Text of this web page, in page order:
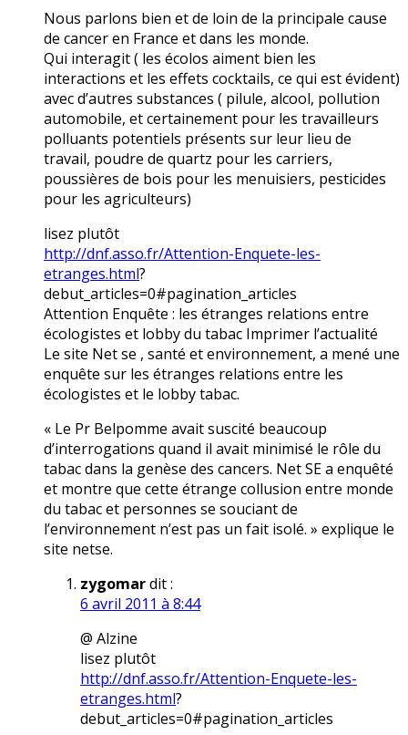
Nous parlons bien et de loin de la principale cause
de cancer en France et dans les monde.
Qui interagit ( les écolos aiment bien les
interactions et les effets cocktails, ce qui est évident)
avec d’autres substances ( pilule, alcool, pollution
automobile, et certainement pour les travailleurs
polluants potentiels présents sur leur lieu de
travail, poudre de quartz pour les carriers,
poussières de bois pour les menuisiers, pesticides
pour les agriculteurs)
lisez plutôt
http://dnf.asso.fr/Attention-Enquete-les-
etranges.html?
debut_articles=0#pagination_articles
Attention Enquête : les étranges relations entre
écologistes et lobby du tabac Imprimer l’actualité
Le site Net se , santé et environnement, a mené une
enquête sur les étranges relations entre les
écologistes et le lobby tabac.
« Le Pr Belpomme avait suscité beaucoup
d’interrogations quand il avait minimisé le rôle du
tabac dans la genèse des cancers. Net SE a enquêté
et montre que cette étrange collusion entre monde
du tabac et personnes se souciant de
l’environnement n’est pas un fait isolé. » explique le
site netse.
zygomardit :
6 avril 2011 à 8:44
@ Alzine
lisez plutôt
http://dnf.asso.fr/Attention-Enquete-les-
etranges.html?
debut_articles=0#pagination_articles